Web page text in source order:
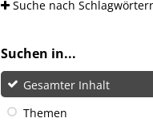
Suche nach
Suchen in...
Gesamter Inhalt
Themen